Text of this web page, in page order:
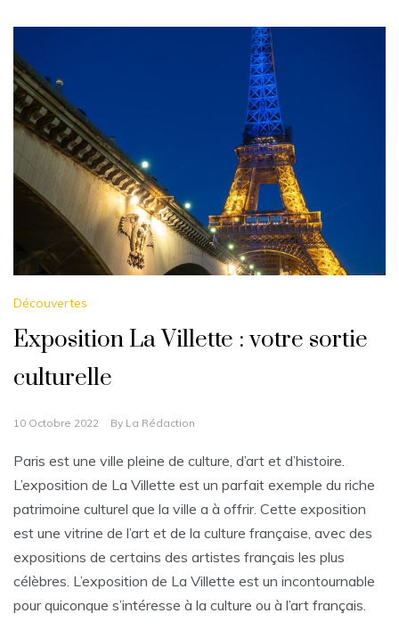
Découvertes
Exposition La Villette : votre sortie
culturelle
10 Octobre 2022 By La Rédaction
Paris est une ville pleine de culture, d’art et d’histoire.
L’exposition de La Villette est un parfait exemple du riche
patrimoine culturel que la ville a à offrir. Cette exposition
est une vitrine de l’art et de la culture française, avec des
expositions de certains des artistes français les plus
célèbres. L’exposition de La Villette est un incontournable
pour quiconque s’intéresse à la culture ou à l’art français.